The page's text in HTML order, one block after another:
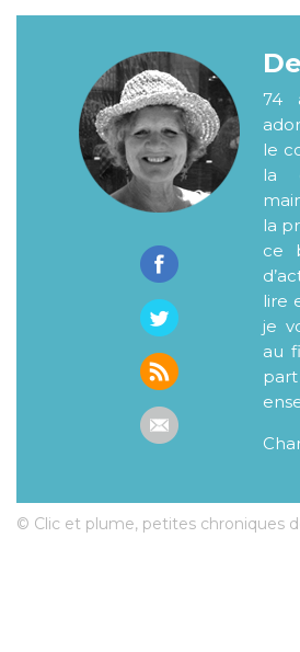
74
le
la
la
ce
lire
je
au
© Clic et plume, petites chroniques